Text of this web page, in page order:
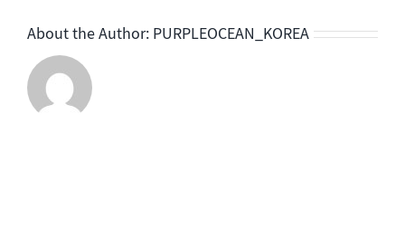
About the Author: PURPLEOCEAN_KOREA